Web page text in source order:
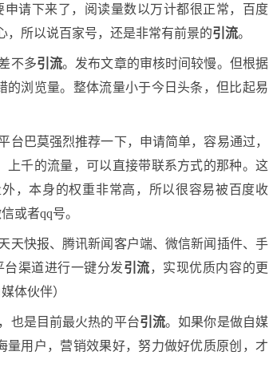
请下来了，阅读量数以万计都很正常，百度
，所以说百家号，还是非常有前景的引流。
不多引流。发布文章的审核时间较慢。但根据
的浏览量。整体流量小于今日头条，但比起易
巴莫强烈推荐一下，申请简单，容易通过，
上千的流量，可以直接带联系方式的那种。这
，本身的权重非常高，所以很容易被百度收
或者qq号。
天快报、腾讯新闻客户端、微信新闻插件、手
渠道进行一键分发引流，实现优质内容的更
体伙伴）
也是目前最火热的平台引流。如果你是做自媒
用户，营销效果好，努力做好优质原创，才